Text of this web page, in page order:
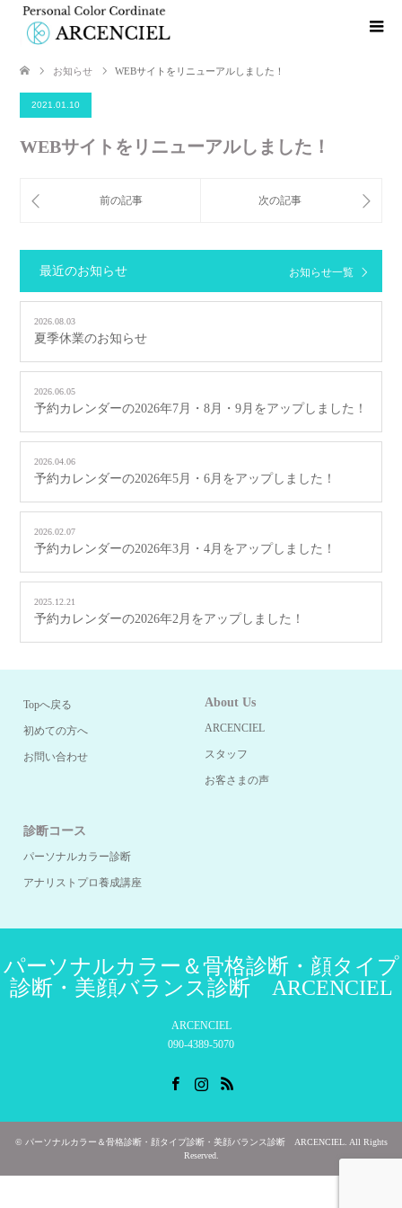
お知らせ WEBサイトをリニューアルしました！
2021.01.10
WEBサイトをリニューアルしました！
最近のお知らせ お知らせ一覧
2026.08.03
夏季休業のお知らせ
2026.06.05
予約カレンダーの2026年7月・8月・9月をアップしました！
2026.04.06
予約カレンダーの2026年5月・6月をアップしました！
2026.02.07
予約カレンダーの2026年3月・4月をアップしました！
2025.12.21
予約カレンダーの2026年2月をアップしました！
Topへ戻る
初めての方へ
お問い合わせ
About Us
ARCENCIEL
スタッフ
お客さまの声
診断コース
パーソナルカラー診断
アナリストプロ養成講座
パーソナルカラー＆骨格診断・顔タイプ
診断・美顔バランス診断 ARCENCIEL
ARCENCIEL
090-4389-5070
© パーソナルカラー＆骨格診断・顔タイプ診断・美顔バランス診断 ARCENCIEL. All Rights
Reserved.